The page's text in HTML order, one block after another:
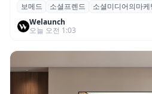
보메드 ‘소셜프렌드’, 유
SNS 마케팅 통합 지원
보메드 소셜프렌드
소셜미디어의마케
Welaunch
오늘 오전 1:03